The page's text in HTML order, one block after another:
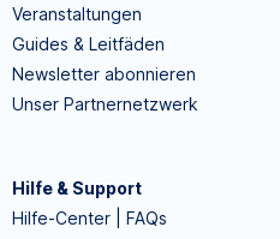
Veranstaltungen
Guides & Leitfäden
Newsletter abonnieren
Unser Partnernetzwerk
Hilfe & Support
Hilfe-Center | FAQs